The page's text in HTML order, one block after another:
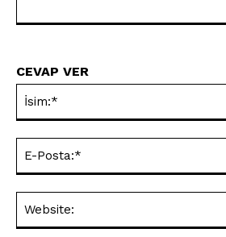
CEVAP VER